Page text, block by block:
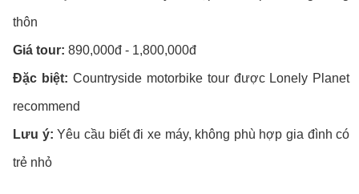
thôn
Giá tour: 890,000đ - 1,800,000đ
Đặc biệt: Countryside motorbike tour được Lonely Planet
recommend
Lưu ý: Yêu cầu biết đi xe máy, không phù hợp gia đình có
trẻ nhỏ